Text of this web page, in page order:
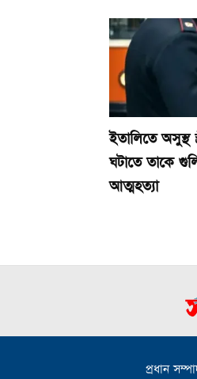
ইতালিতে অসুস্থ
ঘটাতে তাকে
আত্মহত্যা
প্রধান